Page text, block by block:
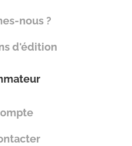
nous ?
d'édition